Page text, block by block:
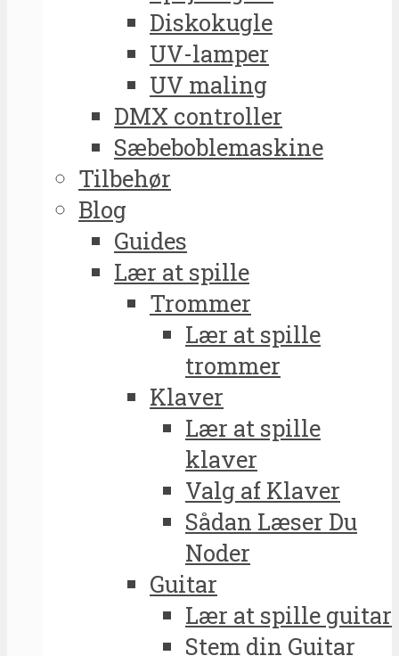
Diskokugle
UV-lamper
UV maling
DMX controller
Sæbeboblemaskine
Tilbehør
Blog
Guides
Lær at spille
Trommer
Lær at spille
trommer
Klaver
Lær at spille
klaver
Valg af Klaver
Sådan Læser Du
Noder
Guitar
Lær at spille guitar
Stem din Guitar